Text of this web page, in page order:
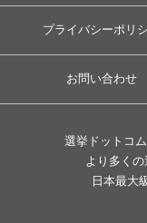
プライバシーポリ
お問い合わせ
選挙ドットコム
より多く
日本最大